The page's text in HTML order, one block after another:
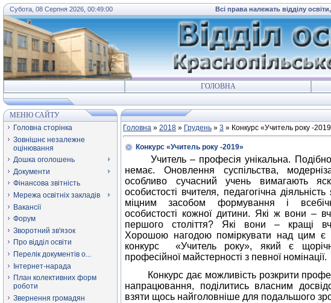
Субота, 08 Серпня 2026, 00:49:00 Всі права належать відділу
ГОЛОВНА
МЕНЮ САЙТУ
Головна сторінка
Зовнішнє незалежне
оцінювання
Дошка оголошень
Документи
Фінансова звітність
Мережа освітніх закладів
Вакансії
Форум
Зворотний зв'язок
Про відділ освіти
Перелік документів о...
Інтернет-нарада
План колективних форм
роботи
Звернення громадян
Головна » 2018 » Грудень » 3 » Конкурс «Учитель року -
Конкурс «Учитель року -2019»
Учитель – професія унікальна.
немає. Оновлення суспільства,
особливо сучасний учень вимагають
особистості вчителя, педагогічна
міцним засобом формування і
особистості кожної дитини. Які ж вони –
першого століття? Які вони – кращі
Хорошою нагодою поміркувати над цим є
конкурс «Учитель року», який є
професійної майстерності з певної номінації.
Конкурс дає можливість розкрити
напрацювання, поділитись власним
взяти щось найголовніше для подальшого